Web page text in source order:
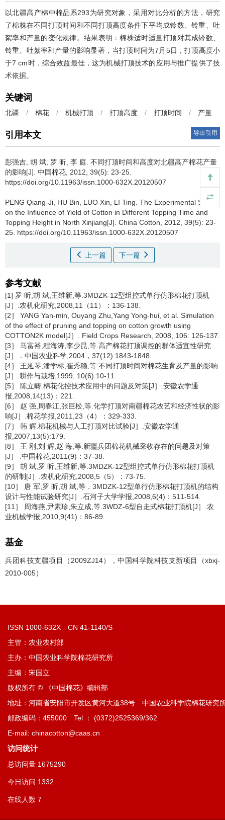
以北疆高产棉中棉品系293为研究对象，采用对比分析的方法，研究
了棉株在不同打顶时间和不同打顶高度条件下平均成铃数、铃重、吐
絮率和产量的变化规律。结果表明：棉株适时适量打顶对其成铃数、
铃重、吐絮率和产量的影响显著，当打顶时间为7月5日，打顶高度小
于7 cm时，综合效益最佳，这为机械打顶技术的应用与推广提供了技
术依据。
关键词
北疆 / 棉花 / 机械打顶 / 打顶高度 / 打顶时间 / 产量
引用本文 导出引用
彭强吉, 胡 斌, 罗 昕, 李 庭. 不同打顶时间和高度对北疆高产棉花产量
的影响[J]. 中国棉花, 2012, 39(5): 23-25.
https://doi.org/10.11963/issn.1000-632X.20120507
PENG Qiang-Ji, HU Bin, LUO Xin, LI Ting. The Experimental Study
on the Influence of Yield of Cotton in Different Topping Time and
Topping Height in North Xinjiang[J]. China Cotton, 2012, 39(5): 23-
25. https://doi.org/10.11963/issn.1000-632X.20120507
上一篇 下一篇
参考文献
[1] 罗 昕,胡 斌,王维新,等.3MDZK-12型组控式单行仿形棉花打顶机
[J］.农机化研究,2008,11（11）：136-138.
[2］ YANG Yan-min, Ouyang Zhu,Yang Yong-hui, et al. Simulation
of the effect of pruning and topping on cotton growth using
COTTON2K model[J］. Field Crops Research, 2008, 106: 126-137.
[3］ 马富裕,程海涛,李少昆,等.高产棉花打顶调控的群体适宜性研究
[J］．中国农业科学,2004，37(12):1843-1848.
[4］ 王延琴,潘学标,崔秀稳,等.不同打顶时间对棉花生育及产量的影响
[J］.耕作与栽培,1999, 10(6):10-11.
[5］ 陈立畴.棉花化控技术应用中的问题及对策[J］.安徽农学通
报,2008,14(13)：221.
[6］ 赵 强,周春江,张巨松,等.化学打顶对南疆棉花农艺和经济性状的影
响[J］.棉花学报,2011,23（4）：329-333.
[7］ 韩 辉.棉花机械与人工打顶对比试验[J］.安徽农学通
报,2007,13(5):179.
[8］ 王 刚,刘 辉,赵 海,等.新疆兵团棉花机械采收存在的问题及对策
[J］ .中国棉花,2011(9)：37-38.
[9］ 胡 斌,罗 昕,王维新,等.3MDZK-12型组控式单行仿形棉花打顶机
的研制[J］.农机化研究,2008,5（5）：73-75.
[10］ 唐 军,罗 昕,胡 斌,等．3MDZK-12型单行仿形棉花打顶机的结构
设计与性能试验研究[J］.石河子大学学报,2008,6(4)：511-514.
[11］ 周海燕,尹素珍,朱立成,等.3WDZ-6型自走式棉花打顶机[J］.农
业机械学报,2010,9(41)：86-89.
基金
兵团科技支疆项目（2009ZJ14），中国科学院科技支新项目（xbxj-
2010-005）
ISSN 1000-632X CN 41-1140/S
主管：农业农村部
主办：中国农业科学院棉花研究所
主编：宋国立
版权所有 © 《中国棉花》编辑部
地址：河南省安阳市开发区黄河大道38号 中国农业科学院棉花研究
邮政编码：455000 Tel ： (0372)2525369/362
E-mail: chinacotton@caas.cn
访问统计
总访问量 1675290
今日访问 1332
在线人数 7